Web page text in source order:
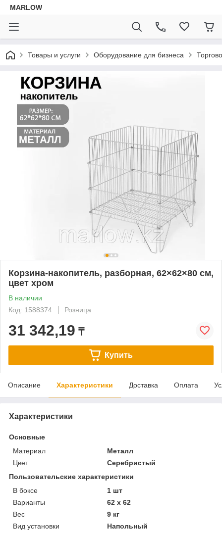
MARLOW
Товары и услуги Оборудование для бизнеса
Корзина-накопитель, разборная, 62×62×80 см,
цвет хром
В наличии
Код: 1588374
Розница
31 342,19 ₸
Купить
Описание Характеристики Доставка Оплата
Характеристики
Основные
Материал
Металл
Цвет
Серебристый
Пользовательские характеристики
В боксе
1 шт
Варианты
62 х 62
Вес
9 кг
Вид установки
Напольный